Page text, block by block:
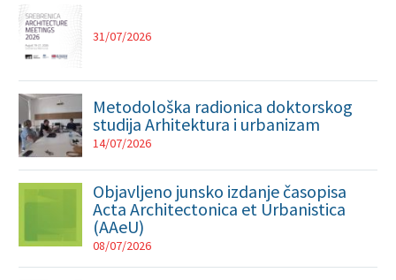
31/07/2026
Metodološka radionica doktorskog
studija Arhitektura i urbanizam
14/07/2026
Objavljeno junsko izdanje časopisa
Acta Architectonica et Urbanistica
(AAeU)
08/07/2026